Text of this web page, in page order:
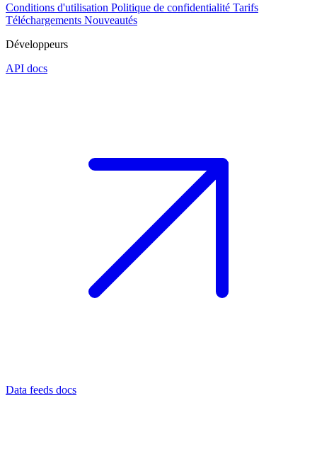
Conditions d'utilisation Politique de confidentialité Tarifs
Téléchargements Nouveautés
Développeurs
API docs
Data feeds docs